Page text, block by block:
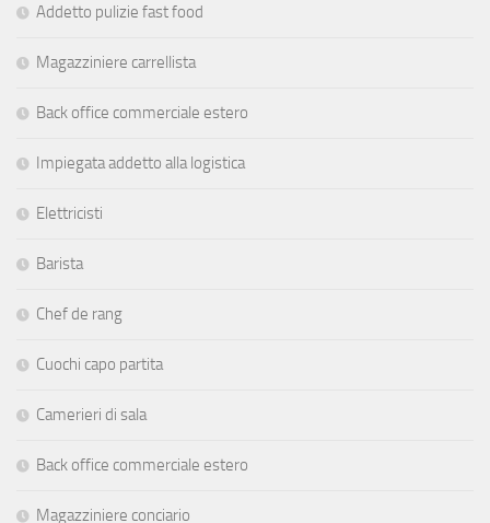
Addetto pulizie fast food
Magazziniere carrellista
Back office commerciale estero
Impiegata addetto alla logistica
Elettricisti
Barista
Chef de rang
Cuochi capo partita
Camerieri di sala
Back office commerciale estero
Magazziniere conciario